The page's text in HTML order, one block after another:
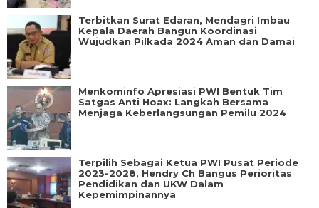
Terbitkan Surat Edaran, Mendagri Imbau
Kepala Daerah Bangun Koordinasi
Wujudkan Pilkada 2024 Aman dan Damai
Menkominfo Apresiasi PWI Bentuk Tim
Satgas Anti Hoax: Langkah Bersama
Menjaga Keberlangsungan Pemilu 2024
Terpilih Sebagai Ketua PWI Pusat Periode
2023-2028, Hendry Ch Bangus Perioritas
Pendidikan dan UKW Dalam
Kepemimpinannya